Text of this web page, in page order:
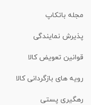
مجله باتکاپ
پذیرش نمایندگی
قوانین تعویض کالا
رویه های بازگردانی کالا
رهگیری پستی